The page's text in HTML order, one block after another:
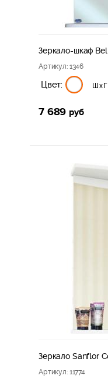
Зеркало-шкаф
Артикул: 1346
Цвет:
7 689 руб
Зеркало Sanflor
Артикул: 11774